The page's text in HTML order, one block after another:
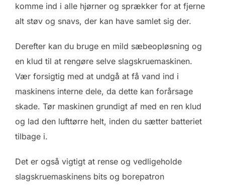
komme ind i alle hjørner og sprækker for at fjerne
alt støv og snavs, der kan have samlet sig der.
Derefter kan du bruge en mild sæbeopløsning og
en klud til at rengøre selve slagskruemaskinen.
Vær forsigtig med at undgå at få vand ind i
maskinens interne dele, da dette kan forårsage
skade. Tør maskinen grundigt af med en ren klud
og lad den lufttørre helt, inden du sætter batteriet
tilbage i.
Det er også vigtigt at rense og vedligeholde
slagskruemaskinens bits og borepatron